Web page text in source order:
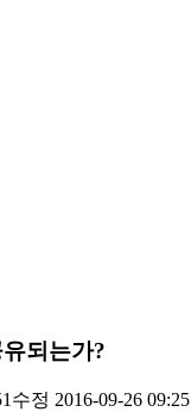
되는가?
수정 2016-09-26 09:25